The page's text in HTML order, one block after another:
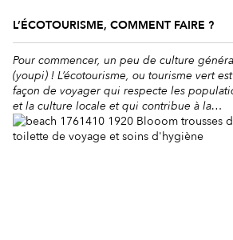
L’ÉCOTOURISME, COMMENT FAIRE ?
Pour commencer, un peu de culture
(youpi) ! L’écotourisme, ou tourisme vert
façon de voyager qui respecte les
et la culture locale et qui contribue à la
préservation de l’environnement. Plus
précisément, selon les professionnels du